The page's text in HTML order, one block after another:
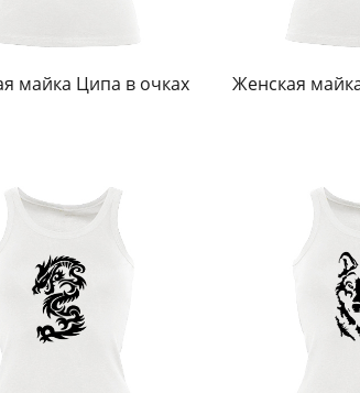
майка Ципа в очках Женская